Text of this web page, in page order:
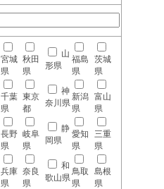
宮城
県
秋田
県
山
形県
福島
県
茨城
県
千葉
県
東京
都
神
奈川県
新潟
県
富山
県
長野
県
岐阜
県
静
岡県
愛知
県
三重
県
兵庫
県
奈良
県
和
歌山県
鳥取
県
島根
県